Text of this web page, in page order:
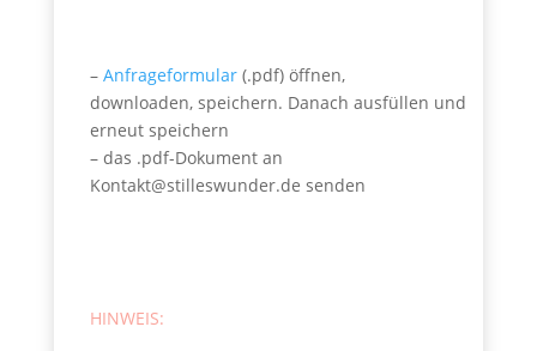
– Anfrageformular(.pdf) öffnen,
downloaden, speichern. Danach ausfüllen und
erneut speichern
– das .pdf-Dokument an
Kontakt@stilleswunder.de senden
HINWEIS: